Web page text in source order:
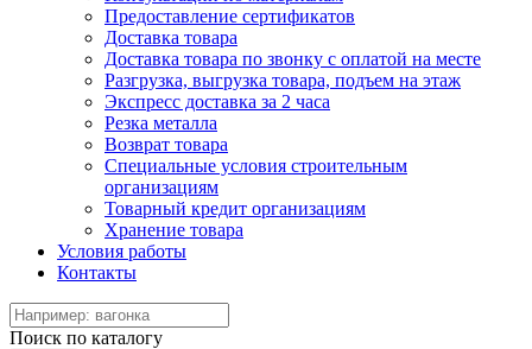
Предоставление сертификатов
Доставка товара
Доставка товара по звонку с оплатой на месте
Разгрузка, выгрузка товара, подъем на этаж
Экспресс доставка за 2 часа
Резка металла
Возврат товара
Специальные условия строительным
организациям
Товарный кредит организациям
Хранение товара
Условия работы
Контакты
Поиск по каталогу